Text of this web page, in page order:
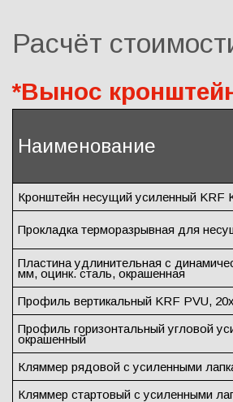
Расчёт
*Вынос
Наименование
Кронштейн несущий усиленный KRF
Прокладка терморазрывная для
Пластина удлинительная с
мм, оцинк. сталь, окрашенная
Профиль вертикальный KRF PVU,
Профиль горизонтальный угловой
окрашенный
Кляммер рядовой с усиленными
Кляммер стартовый с усиленными